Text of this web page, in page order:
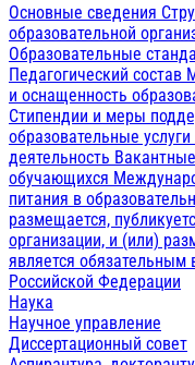
Основные сведения
образовательной
Образовательные
Педагогический состав
и оснащенность
Стипендии и меры
образовательные услуги
деятельность
обучающихся
питания в
размещается,
организации, и (или)
является обязательным
Российской Федерации
Наука
Научное управление
Диссертационный совет